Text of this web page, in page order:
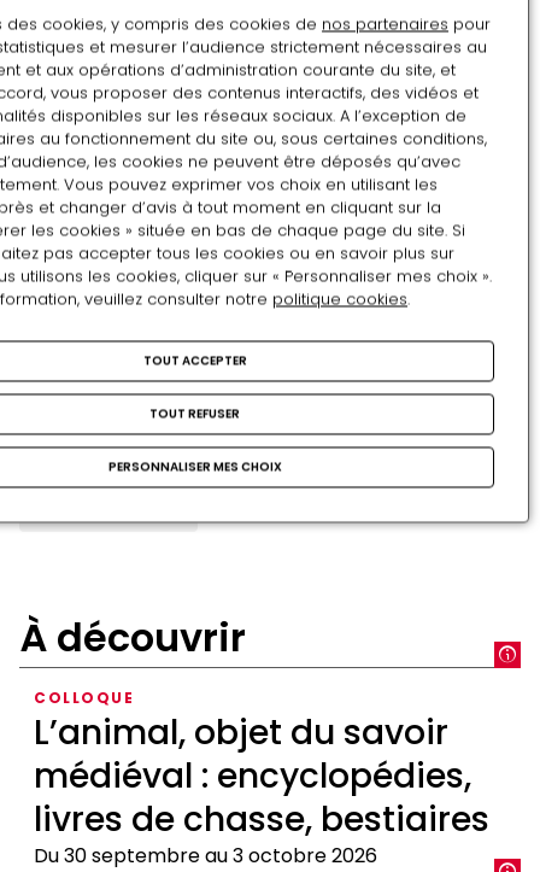
24 25 26 27 28 29 30
31 1 2 3 4 5 6
Mots-clés :
CONCERT CHÂTEAU DE PAU JAZZ
JARDINS
À découvrir
L’animal, objet du savoir
médiéval : encyclopédies,
livres de chasse, bestiaires
Du 30 septembre au 3 octobre 2026
COLLOQUE
des cookies, y compris des cookies de nos partenaires pour
et mesurer l’audience strictement nécessaires au
et aux opérations d’administration courante du site, et
vous proposer des contenus interactifs, des vidéos et
disponibles sur les réseaux sociaux. A l’exception de
au fonctionnement du site ou, sous certaines conditions,
les cookies ne peuvent être déposés qu’avec
Vous pouvez exprimer vos choix en utilisant les
et changer d’avis à tout moment en cliquant sur la
les cookies » située en bas de chaque page du site. Si
pas accepter tous les cookies ou en savoir plus sur
utilisons les cookies, cliquer sur « Personnaliser mes choix ».
veuillez consulter notre politique cookies.
TOUT ACCEPTER
TOUT REFUSER
PERSONNALISER MES CHOIX